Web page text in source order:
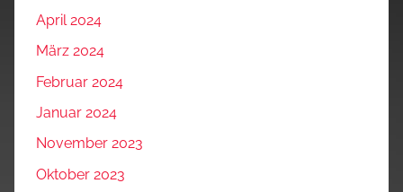
April 2024
März 2024
Februar 2024
Januar 2024
November 2023
Oktober 2023